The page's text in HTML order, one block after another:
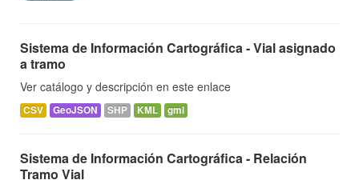
Sistema de Información Cartográfica - Vial asignado
a tramo
Ver catálogo y descripción en este enlace
CSV GeoJSON SHP KML gml
Sistema de Información Cartográfica - Relación
Tramo Vial